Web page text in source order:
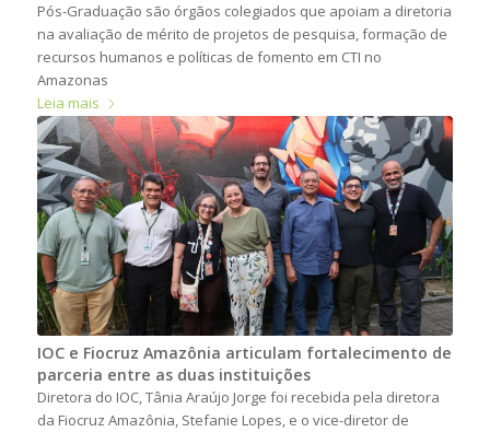
Pós-Graduação são órgãos colegiados que apoiam a diretoria
na avaliação de mérito de projetos de pesquisa, formação de
recursos humanos e políticas de fomento em CTI no
Amazonas
Leia mais
IOC e Fiocruz Amazônia articulam fortalecimento de
parceria entre as duas instituições
Diretora do IOC, Tânia Araújo Jorge foi recebida pela diretora
da Fiocruz Amazônia, Stefanie Lopes, e o vice-diretor de